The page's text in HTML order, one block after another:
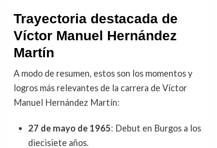
Trayectoria destacada de
Víctor Manuel Hernández
Martín
A modo de resumen, estos son los momentos y
logros más relevantes de la carrera de Víctor
Manuel Hernández Martín:
27 de mayo de 1965: Debut en Burgos a los
diecisiete años.